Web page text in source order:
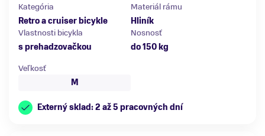
Kategória
Retro a cruiser bicykle
Materiál rámu
Hliník
Vlastnosti bicykla
s prehadzovačkou
Nosnosť
do 150 kg
Veľkosť
M
Externý sklad: 2 až 5 pracovných dní